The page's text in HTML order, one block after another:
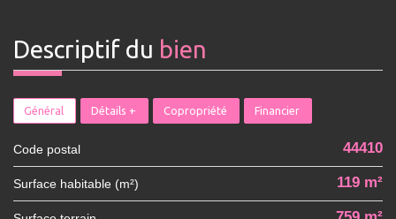
descriptif du bien
Général Détails + Copropriété Financier
Code postal 44410
Surface habitable (m²) 119 m²